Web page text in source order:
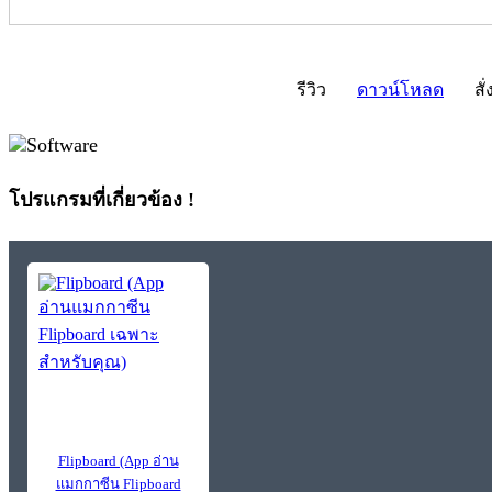
รีวิว ดาวน์โหลด สั่
โปรแกรมที่เกี่ยวข้อง !
Flipboard (App อ่าน
แมกกาซีน Flipboard